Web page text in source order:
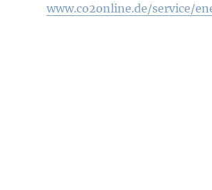
www.co2online.de/service/